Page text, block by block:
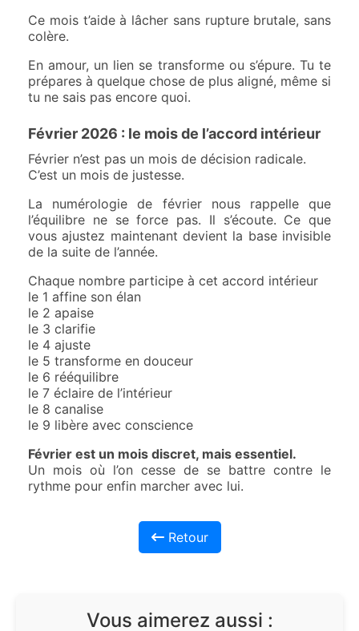
Ce mois t’aide à lâcher sans rupture brutale, sans
colère.
En amour, un lien se transforme ou s’épure. Tu te
prépares à quelque chose de plus aligné, même si
tu ne sais pas encore quoi.
Février 2026 : le mois de l’accord intérieur
Février n’est pas un mois de décision radicale.
C’est un mois de justesse.
La numérologie de février nous rappelle que
l’équilibre ne se force pas. Il s’écoute. Ce que
vous ajustez maintenant devient la base invisible
de la suite de l’année.
Chaque nombre participe à cet accord intérieur
le 1 affine son élan
le 2 apaise
le 3 clarifie
le 4 ajuste
le 5 transforme en douceur
le 6 rééquilibre
le 7 éclaire de l’intérieur
le 8 canalise
le 9 libère avec conscience
Février est un mois discret, mais essentiel.
Un mois où l’on cesse de se battre contre le
rythme pour enfin marcher avec lui.
Retour
Vous aimerez aussi :